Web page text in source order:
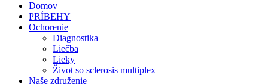
Domov
PRÍBEHY
Ochorenie
Diagnostika
Liečba
Lieky
Život so sclerosis multiplex
Naše združenie